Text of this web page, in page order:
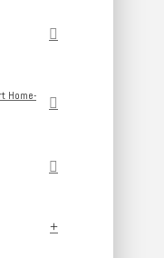
Home-